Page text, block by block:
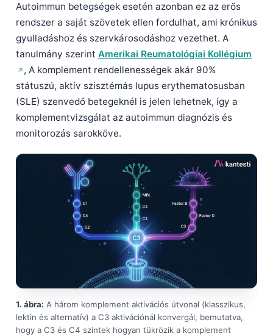
Autoimmun betegségek esetén azonban ez az erős
rendszer a saját szövetek ellen fordulhat, ami krónikus
gyulladáshoz és szervkárosodáshoz vezethet. A
tanulmány szerint Amerikai Reumatológiai Kollégium
, A komplement rendellenességek akár 90%
státuszú, aktív szisztémás lupus erythematosusban
(SLE) szenvedő betegeknél is jelen lehetnek, így a
komplementvizsgálat az autoimmun diagnózis és
monitorozás sarokköve.
1. ábra: A három komplement aktivációs útvonal (klasszikus,
lektin és alternatív) a C3 aktivációnál konvergál, bemutatva,
hogy a C3 és C4 szintek hogyan tükrözik a komplement